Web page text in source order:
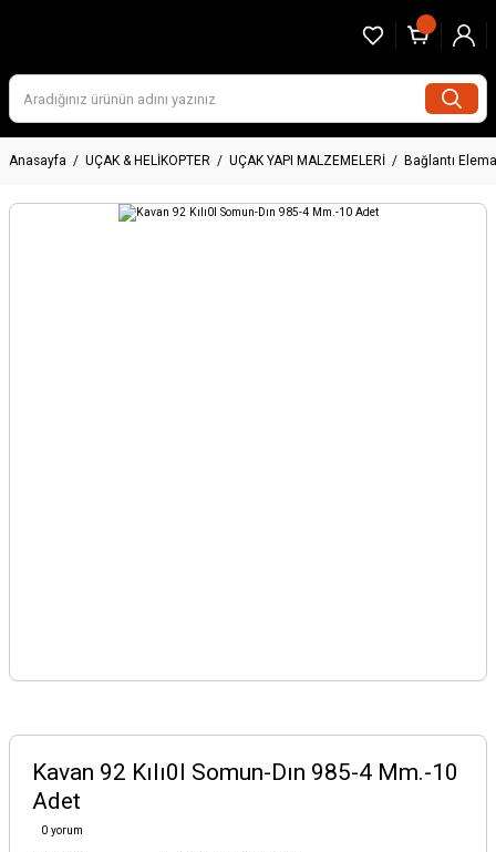
Anasayfa UÇAK & HELİKOPTER UÇAK YAPI MALZEMELERİ Bağlantı
Kavan 92 Kılı0I Somun-Dın 985-4 Mm.-10
Adet
0 yorum